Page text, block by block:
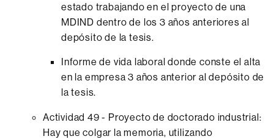
estado trabajando en el proyecto de una
MDIND dentro de los 3 años anteriores al
depósito de la tesis.
Informe de vida laboral donde conste el alta
en la empresa 3 años anterior al depósito de
la tesis.
Actividad 49 - Proyecto de doctorado industrial:
Hay que colgar la memoria, utilizando